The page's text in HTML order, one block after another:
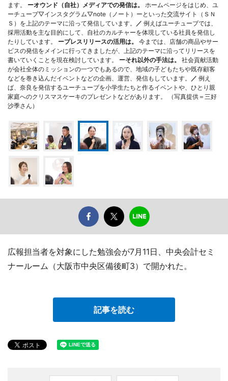
ます。 ーオウンド（自社）メディアでの発信は。
ホームページをはじめ、ユ
ーチューブ▽インスタグラム▽note（ノート）ーといった交流サイト（ＳＮ
Ｓ）を上記のテーマに沿って発信しています。
／ 例えばユーチューブでは、
採用活動を主な目的にして、自社のカルチャーを体現している社員を発信し
たりしています。 ープレスリリースの活用は。
今までは、店舗の商品やサー
ビスの発信をメインに行ってきましたが、上記のテーマに沿ってリリースを
書いていくことを現在検討しています。 ーそれ以外の手法は。
社会貢献活動
が会社全体のミッションの一つでもあるので、地域の子どもたちや既存顧客
などを巻き込んだイベントなどの企画、運営、発信もしています。
／ 例え
ば、奈良を発信するユーチューブを小学生たちと作るイベントや、ひとり親
家庭へのクリスマスケーキのプレゼントなどがあります。 （写真提供＝三好
沙季さん）
広報担当者を対象にした勉強会が7月11日、中央会計セミ
ナールーム（大阪市中央区備後町3）で開かれた。
記事を読む